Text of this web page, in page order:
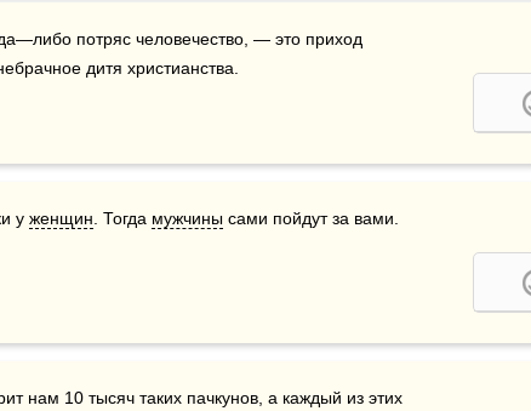
потряс человечество, — это приход
дитя христианства.
у женщин . Тогда мужчины сами пойдут за вами.
нам 10 тысяч таких пачкунов, а каждый из этих